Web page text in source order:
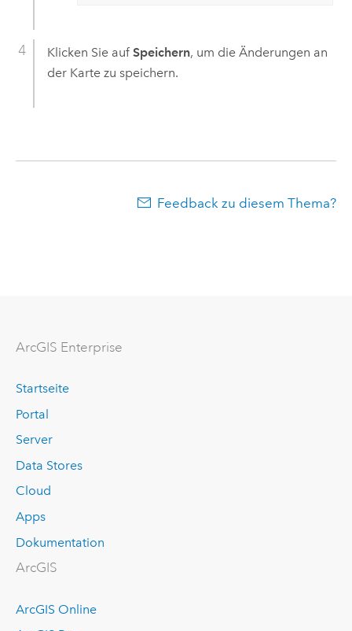
Klicken Sie auf Speichern, um die Änderungen an
der Karte zu speichern.
Feedback zu diesem Thema?
ArcGIS Enterprise
Startseite
Portal
Server
Data Stores
Cloud
Apps
Dokumentation
ArcGIS
ArcGIS Online